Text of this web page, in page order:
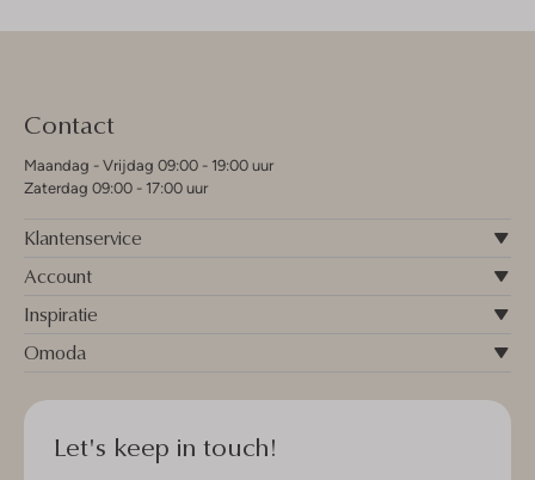
Contact
Maandag - Vrijdag 09:00 - 19:00 uur
Zaterdag 09:00 - 17:00 uur
Klantenservice
Account
Inspiratie
Omoda
Let's keep in touch!